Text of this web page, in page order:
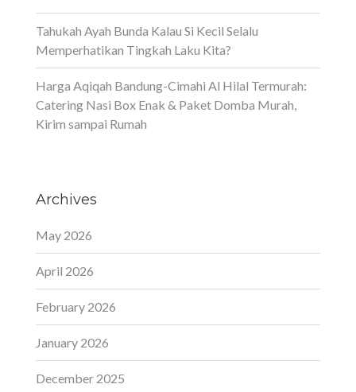
Tahukah Ayah Bunda Kalau Si Kecil Selalu
Memperhatikan Tingkah Laku Kita?
Harga Aqiqah Bandung-Cimahi Al Hilal Termurah:
Catering Nasi Box Enak & Paket Domba Murah,
Kirim sampai Rumah
Archives
May 2026
April 2026
February 2026
January 2026
December 2025